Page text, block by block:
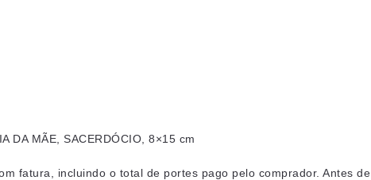
DA MÃE, SACERDÓCIO, 8×15 cm
fatura, incluindo o total de portes pago pelo comprador. Antes de